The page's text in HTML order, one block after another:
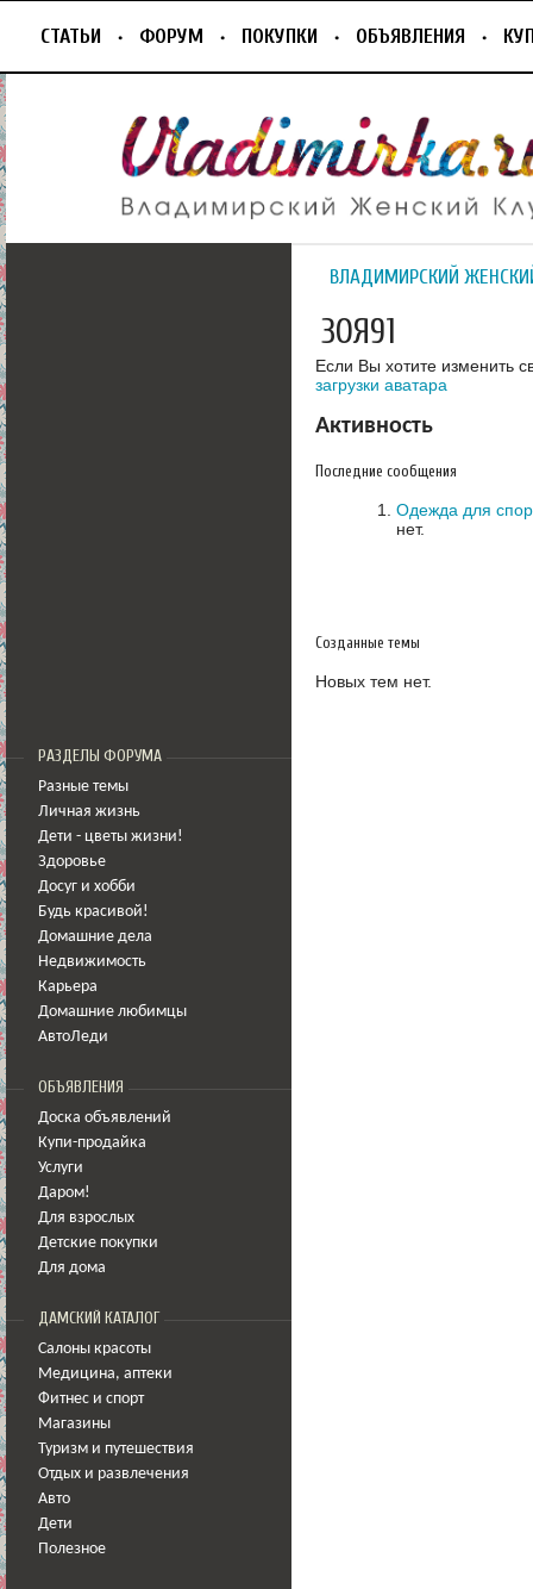
СТАТЬИ ФОРУМ ПОКУПКИ ОБЪЯВЛЕНИЯ
РАЗДЕЛЫ ФОРУМА
Разные темы
Личная жизнь
Дети - цветы жизни!
Здоровье
Досуг и хобби
Будь красивой!
Домашние дела
Недвижимость
Карьера
Домашние любимцы
АвтоЛеди
ОБЪЯВЛЕНИЯ
Доска объявлений
Купи-продайка
Услуги
Даром!
Для взрослых
Детские покупки
Для дома
ДАМСКИЙ КАТАЛОГ
Салоны красоты
Медицина, аптеки
Фитнес и спорт
Магазины
Туризм и путешествия
Отдых и развлечения
Авто
Дети
Полезное
ВЛАДИМИРСКИЙ
ЗОЯ91
Если Вы хотите изменить
загрузки аватара
Активность
Последние сообщения
Одежда для
нет.
Созданные темы
Новых тем нет.